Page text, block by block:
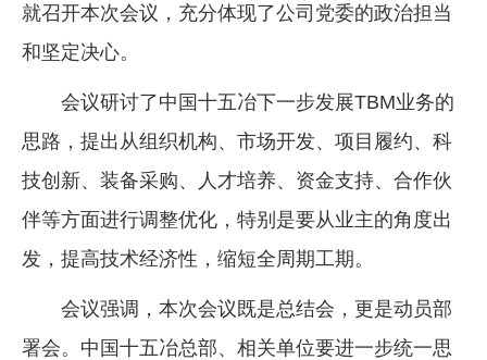
就召开本次会议，充分体现了公司党委的政治担当
和坚定决心。
会议研讨了中国十五冶下一步发展TBM业务的
思路，提出从组织机构、市场开发、项目履约、科
技创新、装备采购、人才培养、资金支持、合作伙
伴等方面进行调整优化，特别是要从业主的角度出
发，提高技术经济性，缩短全周期工期。
会议强调，本次会议既是总结会，更是动员部
署会。中国十五冶总部、相关单位要进一步统一思